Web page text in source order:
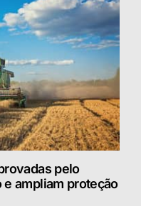
pelo
ampliam proteção